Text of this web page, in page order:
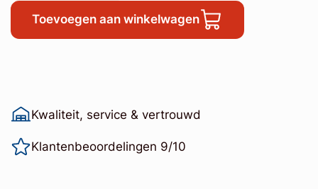
Toevoegen aan winkelwagen
Kwaliteit, service & vertrouwd
Klantenbeoordelingen 9/10